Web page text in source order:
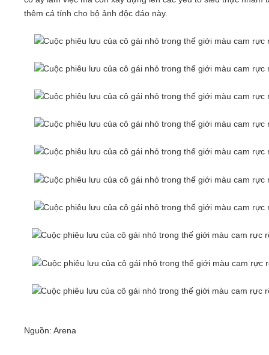
thêm cá tính cho bộ ảnh độc đáo này.
Nguồn: Arena